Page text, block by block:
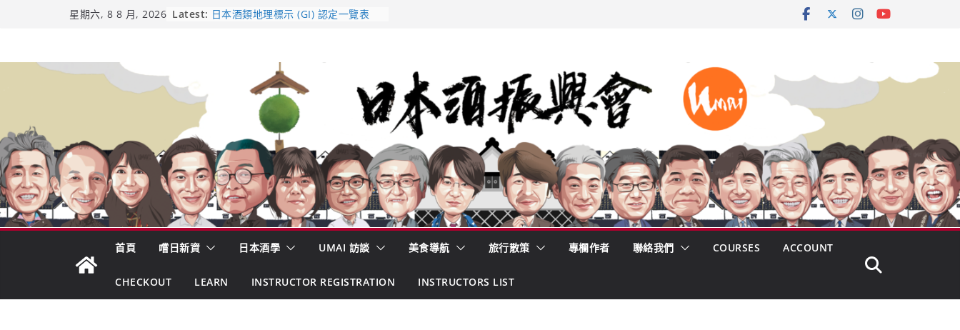
星期六, 8 8 月, 2026 Latest: 日本酒類地理標示 (GI) 認定一覽表
【酒業商戰】130年老酒藏殺入股票
市場！梅乃宿上市背後的密碼
龜之井酒造：口說上手 – 山形純米大
吟釀的堅持與傳承 ～ くどき上手
首頁 嚐日新資 日本酒學 UMAI 訪談 美食導航 旅行散策 專欄作者 聯絡我們 COURSES ACCOUNT
CHECKOUT LEARN INSTRUCTOR REGISTRATION INSTRUCTORS LIST